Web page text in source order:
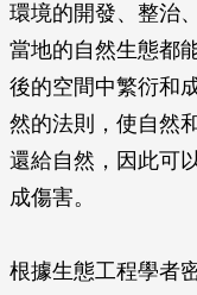
環境的開發、整治
當地的自然生態都
後的空間中繁衍和
然的法則，使自然
還給自然，因此可
成傷害。
根據生態工程學者